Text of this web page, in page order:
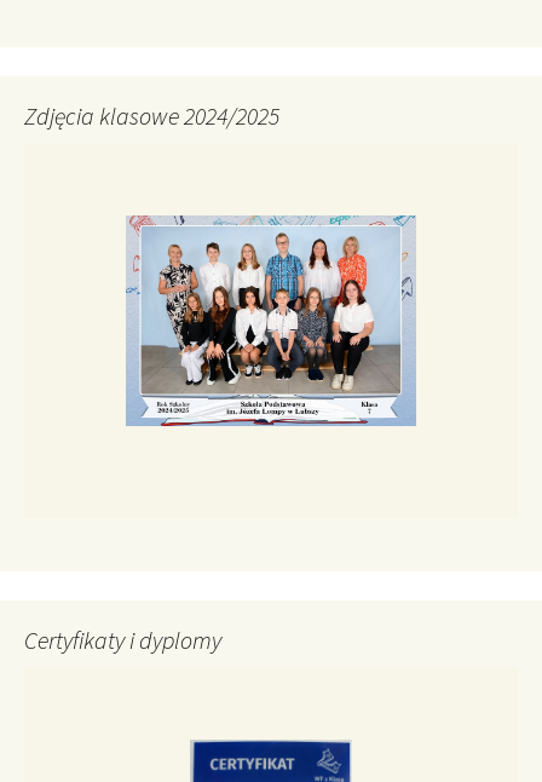
Zdjęcia klasowe 2024/2025
Certyfikaty i dyplomy